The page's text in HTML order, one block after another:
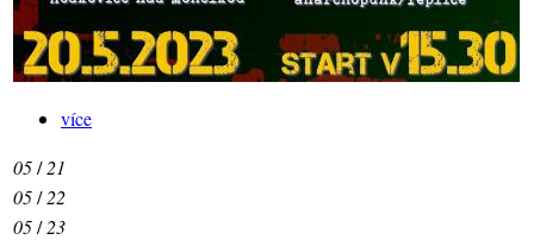
více
05/21
05/22
05/23